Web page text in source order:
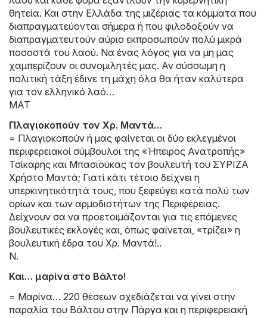
θητεία. Και στην Ελλάδα της μιζέριας τα κόμματα που
διαπραγματεύονται σήμερα ή που φιλοδοξούν να
διαπραγματευτούν αύριο εκπροσωπούν πολύ μικρά
ποσοστά του λαού. Να ένας λόγος για να μη μας
χαμπερίζουν οι συνομιλητές μας. Αν σύσσωμη η
πολιτική τάξη έδινε τη μάχη όλα θα ήταν καλύτερα
για τον ελληνικό λαό…
ΜΑΤ
Πλαγιοκοπούν τον Χρ. Μαντά…
= Πλαγιοκοπούν ή μας φαίνεται οι δύο εκλεγμένοι
περιφερειακοί σύμβουλοι της «Ήπειρος Ανατροπής»
Τσίκαρης και Μπασιούκας τον βουλευτή του ΣΥΡΙΖΑ
Χρήστο Μαντά; Γιατί κάτι τέτοιο δείχνει η
υπερκινητικότητά τους, που ξεφεύγει κατά πολύ των
ορίων και των αρμοδιοτήτων της Περιφέρειας.
Δείχνουν σα να προετοιμάζονται για τις επόμενες
βουλευτικές εκλογές και, όπως φαίνεται, «τρίζει» η
βουλευτική έδρα του Χρ. Μαντά!..
Ν.
Και… μαρίνα στο Βάλτο!
= Μαρίνα… 220 θέσεων σχεδιάζεται να γίνει στην
παραλία του Βάλτου στην Πάργα και η περιφερειακή